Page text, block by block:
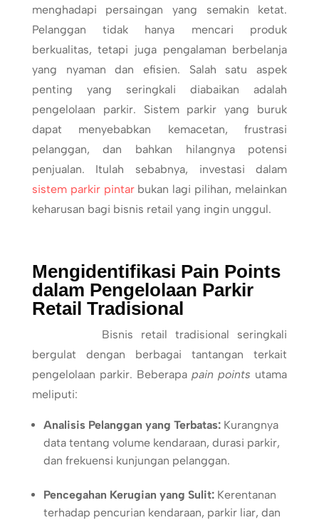
menghadapi persaingan yang semakin ketat.
Pelanggan tidak hanya mencari produk
berkualitas, tetapi juga pengalaman berbelanja
yang nyaman dan efisien. Salah satu aspek
penting yang seringkali diabaikan adalah
pengelolaan parkir. Sistem parkir yang buruk
dapat menyebabkan kemacetan, frustrasi
pelanggan, dan bahkan hilangnya potensi
penjualan. Itulah sebabnya, investasi dalam
sistem parkir pintarbukan lagi pilihan, melainkan
keharusan bagi bisnis retail yang ingin unggul.
Mengidentifikasi Pain Points
dalam Pengelolaan Parkir
Retail Tradisional
Bisnis retail tradisional seringkali
bergulat dengan berbagai tantangan terkait
pengelolaan parkir. Beberapapain points utama
meliputi:
Analisis Pelanggan yang Terbatas:Kurangnya
data tentang volume kendaraan, durasi parkir,
dan frekuensi kunjungan pelanggan.
Pencegahan Kerugian yang Sulit:Kerentanan
terhadap pencurian kendaraan, parkir liar, dan